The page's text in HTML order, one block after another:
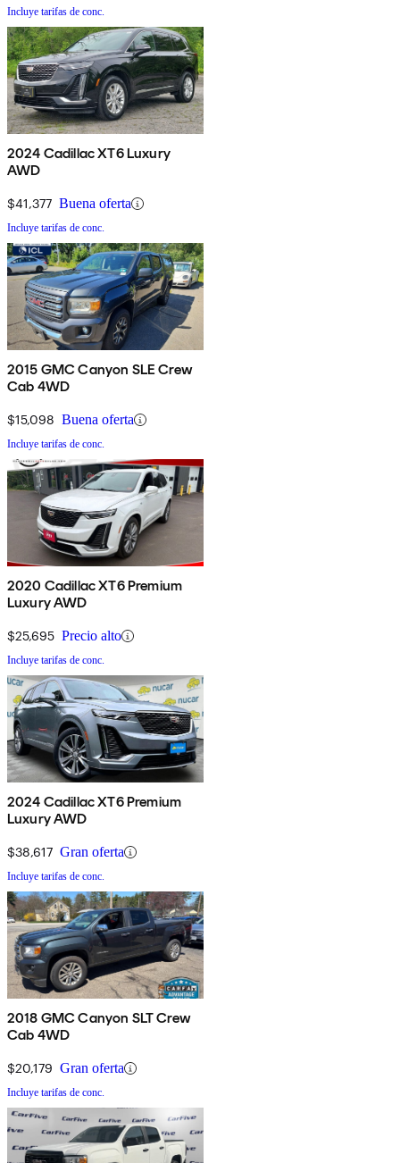
Incluye tarifas de conc.
2024 Cadillac XT6 Luxury
AWD
$41,377 Buena oferta
Incluye tarifas de conc.
2015 GMC Canyon SLE Crew
Cab 4WD
$15,098 Buena oferta
Incluye tarifas de conc.
2020 Cadillac XT6 Premium
Luxury AWD
$25,695 Precio alto
Incluye tarifas de conc.
2024 Cadillac XT6 Premium
Luxury AWD
$38,617 Gran oferta
Incluye tarifas de conc.
2018 GMC Canyon SLT Crew
Cab 4WD
$20,179 Gran oferta
Incluye tarifas de conc.